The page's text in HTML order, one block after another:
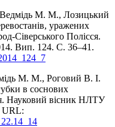
М. М., Лозицький
уражених
Сіверського Полісся.
Вип. 124. С. 36–41.
М. М., Роговий В. І.
в соснових
Науковий вісник НЛТУ
URL: